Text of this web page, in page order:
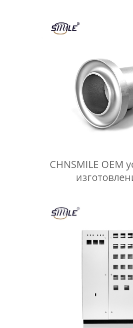
двойной
атмосферных
CHNSMILE OEM
фрезерных
алюминия